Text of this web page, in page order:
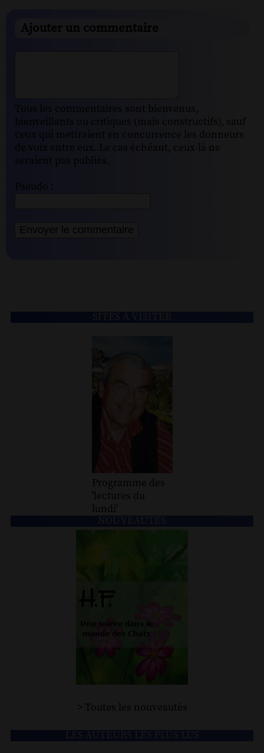
Ajouter un commentaire
Tous les commentaires sont bienvenus,
bienveillants ou critiques (mais constructifs), sauf
ceux qui mettraient en concurrence les donneurs
de voix entre eux. Le cas échéant, ceux-là ne
seraient pas publiés.
Pseudo :
Programme des
'lectures du
lundi'
> Toutes les nouveautés